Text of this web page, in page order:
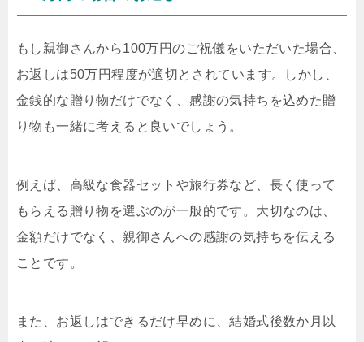
もし親御さんから100万円のご祝儀をいただいた場合、
お返しは50万円程度が適切とされています。しかし、
金銭的な贈り物だけでなく、感謝の気持ちを込めた贈
り物も一緒に考えると良いでしょう。
例えば、高級な食器セットや旅行券など、長く使って
もらえる贈り物を選ぶのが一般的です。大切なのは、
金額だけでなく、親御さんへの感謝の気持ちを伝える
ことです。
また、お返しはできるだけ早めに、結婚式後数か月以